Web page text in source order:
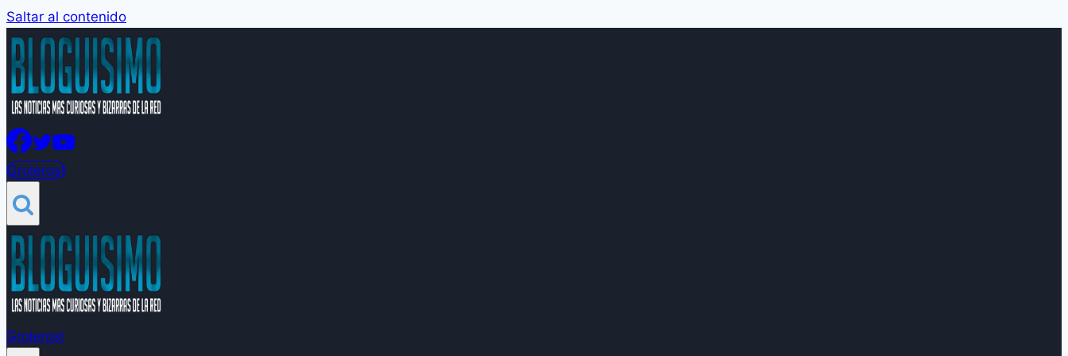
Saltar al contenido
Groleros!
Groleros!